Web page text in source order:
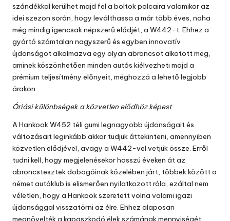
szándékkal kerülhet majd fel a boltok polcaira valamikor az
idei szezon során, hogy leválthassa a már több éves, noha
még mindig igencsak népszerű elődjét, a W442-t. Ehhez a
gyártó számtalan nagyszerű és egyben innovatív
újdonságot alkalmazva egy olyan abroncsot alkotott meg,
aminek köszönhetően minden autós kiélvezheti majd a
prémium teljesítmény előnyeit, méghozzá a lehető legjobb
árakon.
Óriási különbségek a közvetlen elődhöz képest
A Hankook W452 téli gumi legnagyobb újdonságait és
változásait leginkább akkor tudjuk áttekinteni, amennyiben
közvetlen elődjével, avagy a W442-vel vetjük össze. Erről
tudni kell, hogy megjelenésekor hosszú éveken át az
abroncstesztek dobogóinak közelében járt, többek között a
német autóklub is elismerően nyilatkozott róla, ezáltal nem
véletlen, hogy a Hankook szeretett volna valami igazi
újdonsággal visszatörni az élre. Ehhez alaposan
megnövelték a kapaszkodó élek számának mennyiségét,